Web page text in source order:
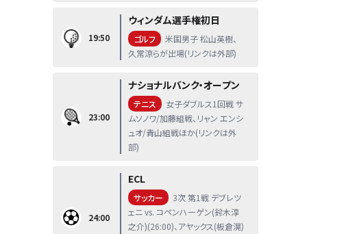
19:50
ウィンダム選手権初日
ゴルフ
米国男子 松山英樹、
久常涼らが出場(リンクは外部)
23:00
ナショナルバンク・オープン
テニス
女子ダブルス1回戦 サ
ムソノワ/加藤組戦、リャン エンシ
ュオ/青山組戦ほか(リンクは外
部)
24:00
ECL
サッカー
3次 第1戦 デブレツ
ェニ vs. コペンハーゲン(鈴木淳
之介)(26:00)、アヤックス(板倉滉)